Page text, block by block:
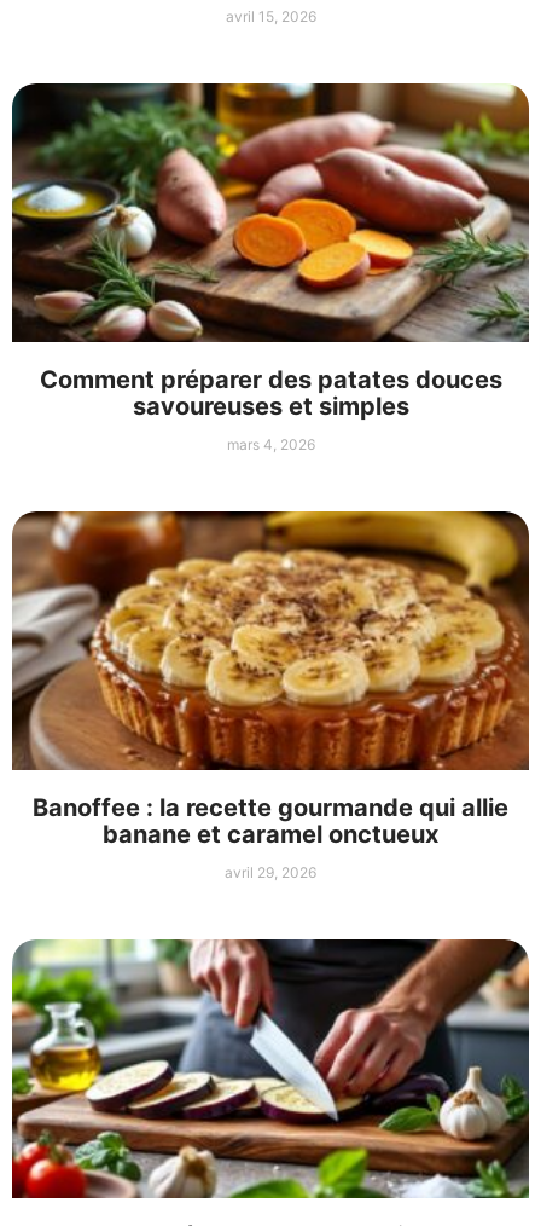
avril 15, 2026
Comment préparer des patates douces
savoureuses et simples
mars 4, 2026
Banoffee : la recette gourmande qui allie
banane et caramel onctueux
avril 29, 2026